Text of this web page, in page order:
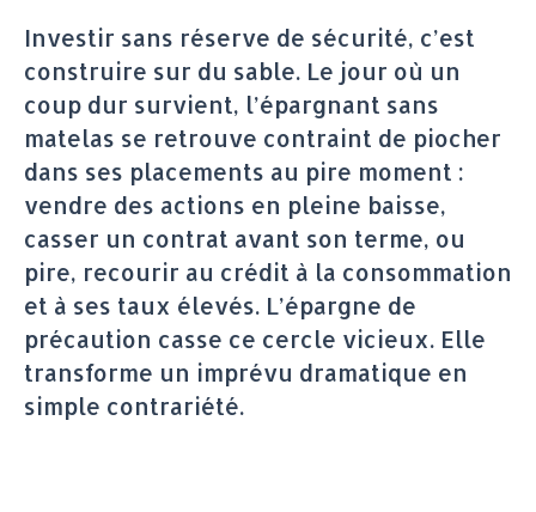
Investir sans réserve de sécurité, c’est
construire sur du sable. Le jour où un
coup dur survient, l’épargnant sans
matelas se retrouve contraint de piocher
dans ses placements au pire moment :
vendre des actions en pleine baisse,
casser un contrat avant son terme, ou
pire, recourir au crédit à la consommation
et à ses taux élevés. L’épargne de
précaution casse ce cercle vicieux. Elle
transforme un imprévu dramatique en
simple contrariété.